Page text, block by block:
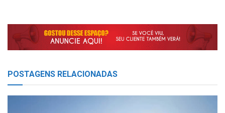
POSTAGENS RELACIONADAS